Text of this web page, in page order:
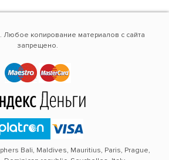
копирование материалов с сайта
запрещено.
Bali, Maldives, Mauritius, Paris, Prague,